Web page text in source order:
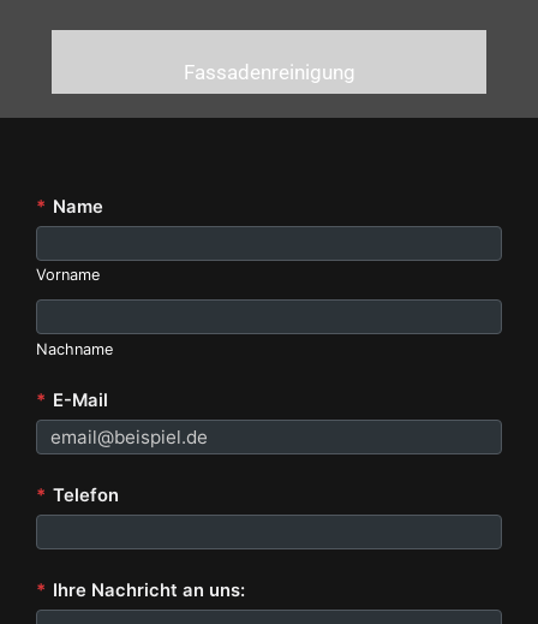
Fassadenreinigung
* Name
Vorname
Nachname
* E-Mail
* Telefon
* Ihre Nachricht an uns: